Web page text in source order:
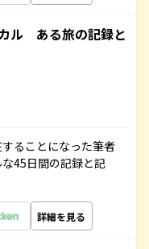
ル ある旅の記録と
ることになった筆者
45日間の記録と記
詳細を見る